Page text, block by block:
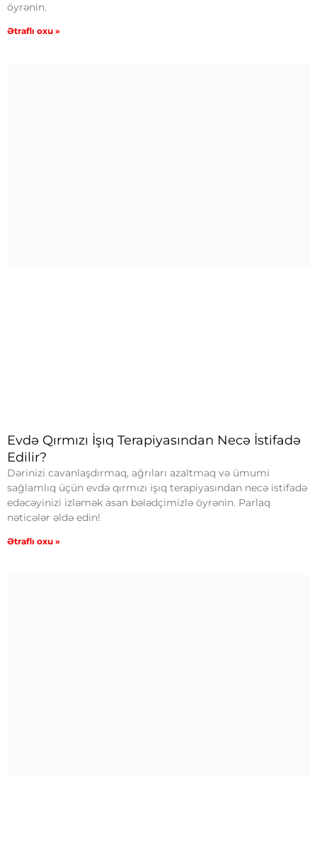
öyrənin.
Ətraflı oxu »
Evdə Qırmızı İşıq Terapiyasından Necə İstifadə
Edilir?
Dərinizi cavanlaşdırmaq, ağrıları azaltmaq və ümumi
sağlamlıq üçün evdə qırmızı işıq terapiyasından necə istifadə
edəcəyinizi izləmək asan bələdçimizlə öyrənin. Parlaq
nəticələr əldə edin!
Ətraflı oxu »